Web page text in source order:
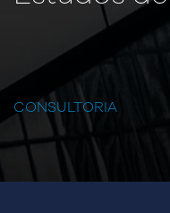
CONSULTORIA